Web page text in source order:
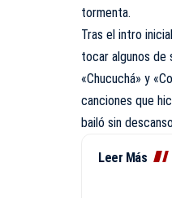
tormenta.
Tras el intro
tocar algunos de
«Chucuchá» y
canciones que
bailó sin
Leer Más